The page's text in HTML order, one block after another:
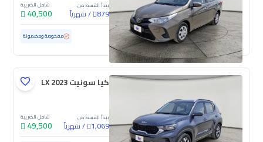
يبدأ القسط من
879
/شهرياً
شامل الضريبة
40,500
مستعملة 153,827 كم مفحوصة ومضمونة
كيا سونيت LX 2023
يبدأ القسط من
1,069
/شهرياً
شامل الضريبة
49,500